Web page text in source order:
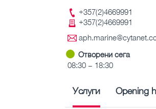
+357(2)4669991
+357(2)4669991
Отворени сега
08:30 – 18:30
Услуги Opening